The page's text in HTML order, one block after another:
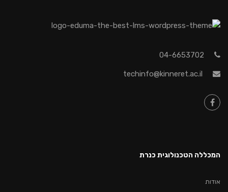
04-6653702
techinfo@kinneret.ac.il
המכללה הטכנולוגית כנרת
אודות